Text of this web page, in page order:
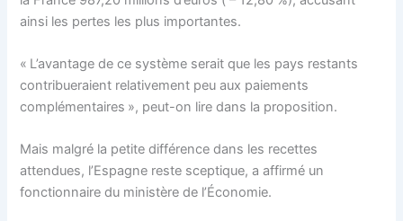
ainsi les pertes les plus importantes.
« L’avantage de ce système serait que les pays restants
contribueraient relativement peu aux paiements
complémentaires », peut-on lire dans la proposition.
Mais malgré la petite différence dans les recettes
attendues, l’Espagne reste sceptique, a affirmé un
fonctionnaire du ministère de l’Économie.